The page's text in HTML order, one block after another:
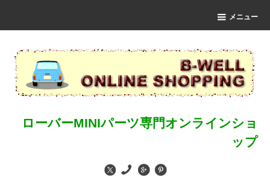
メニュー
ローバーMINIパーツ専門オンラインショ
ップ